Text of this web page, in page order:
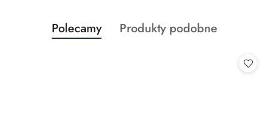
Pomiń karuzelę produktów
Produkty
o
Polecamy
Produkty
Produkty podobne